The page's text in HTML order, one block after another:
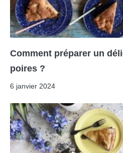
Comment préparer un
poires ?
6 janvier 2024